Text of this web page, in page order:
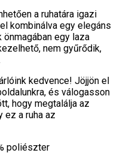
a ruhatára igazi
kombinálva egy elegáns
egy laza
nem gyűrődik,
kedvence! Jöjjön el
és válogasson
hogy megtalálja az
ez a ruha az
poliészter